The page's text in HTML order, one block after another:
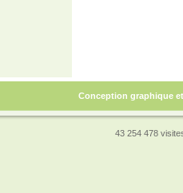
Conception graphique
43 254 478